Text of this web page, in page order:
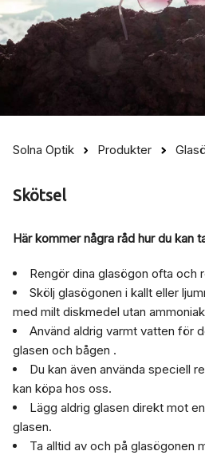
Solna Optik Produkter
Skötsel
Här kommer några råd hur du kan
Rengör dina glasögon ofta och
Skölj glasögonen i kallt eller
med milt diskmedel utan
Använd aldrig varmt vatten för
glasen och bågen .
Du kan även använda speciell
kan köpa hos oss.
Lägg aldrig glasen direkt mot
glasen.
Ta alltid av och på glasögonen